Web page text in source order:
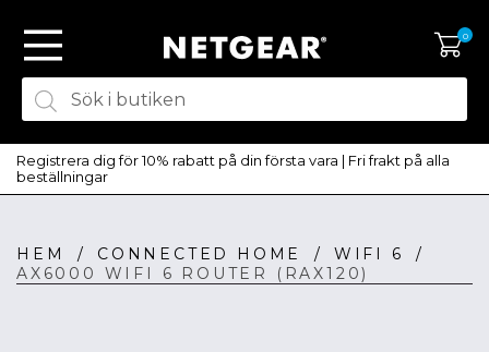
SKAPA KONTO
LOGGA IN
0
Registrera dig för 10% rabatt på din första vara | Fri frakt på alla
beställningar
HEM / CONNECTED HOME / WIFI 6
/
AX6000 WIFI 6 ROUTER (RAX120)